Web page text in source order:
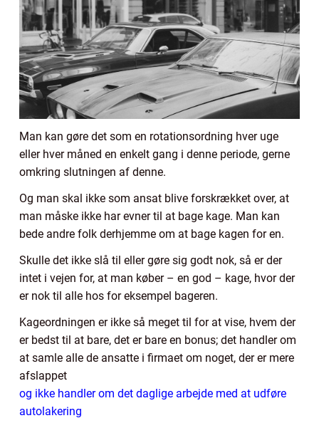
Man kan gøre det som en rotationsordning hver uge
eller hver måned en enkelt gang i denne periode, gerne
omkring slutningen af denne.
Og man skal ikke som ansat blive forskrækket over, at
man måske ikke har evner til at bage kage. Man kan
bede andre folk derhjemme om at bage kagen for en.
Skulle det ikke slå til eller gøre sig godt nok, så er der
intet i vejen for, at man køber – en god – kage, hvor der
er nok til alle hos for eksempel bageren.
Kageordningen er ikke så meget til for at vise, hvem der
er bedst til at bare, det er bare en bonus; det handler om
at samle alle de ansatte i firmaet om noget, der er mere
afslappet
og ikke handler om det daglige arbejde med at udføre
autolakering